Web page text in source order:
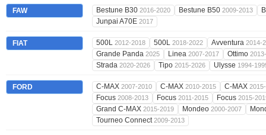
FAW Bestune B30 2016-2020 Bestune B50 2009-2013
Junpai A70E 2017
FIAT 500L 2012-2018 500L 2018-2022 Avventura 2014-
Grande Panda 2025 Linea 2007-2017 Ottimo
Strada 2020-2026 Tipo 2015-2026 Ulysse 1994-
FORD C-MAX 2007-2010 C-MAX 2010-2015 C-MAX
Focus 2008-2013 Focus 2011-2015 Focus 2015-
Grand C-MAX 2015-2019 Mondeo 2000-2007
Tourneo Connect2009-2013